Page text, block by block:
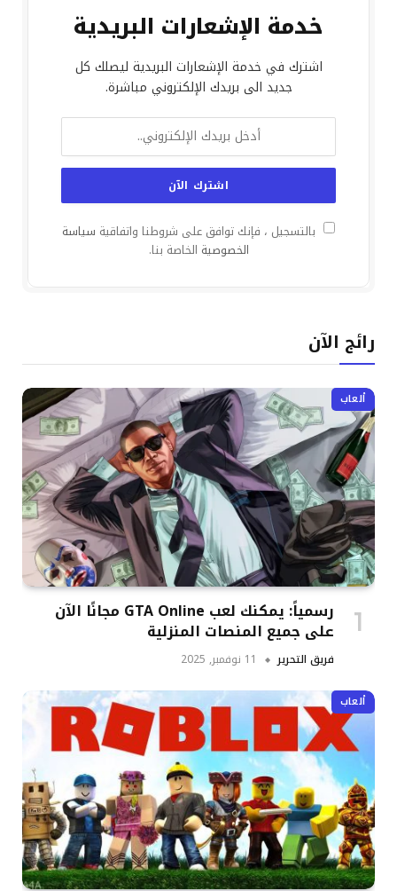
خدمة الإشعارات البريدية
اشترك في خدمة الإشعارات البريدية ليصلك كل
جديد الى بريدك الإلكتروني مباشرة.
بالتسجيل ، فإنك توافق على شروطنا واتفاقية سياسة
الخصوصية الخاصة بنا.
رائج الآن
ألعاب
رسمياً: يمكنك لعب GTA Online مجانًا الآن
على جميع المنصات المنزلية
فريق التحرير 11 نوفمبر, 2025
ألعاب